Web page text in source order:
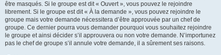
être masqués. Si le groupe est dit « Ouvert », vous pouvez le rejoindre
librement. Si le groupe est dit « À la demande », vous pouvez rejoindre le
groupe mais votre demande nécessitera d’être approuvée par un chef de
groupe. Ce dernier pourra vous demander pourquoi vous souhaitez rejoindre
le groupe et ainsi décider s’il approuvera ou non votre demande. N’importunez
pas le chef de groupe s’il annule votre demande, il a sûrement ses raisons.